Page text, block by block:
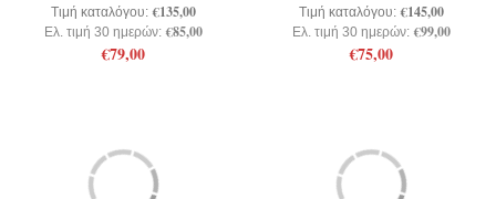
Τιμή καταλόγου: €135,00
Ελ. τιμή 30 ημερών: €85,00
€79,00
Τιμή καταλόγου: €145,00
Ελ. τιμή 30 ημερών: €99,00
€75,00